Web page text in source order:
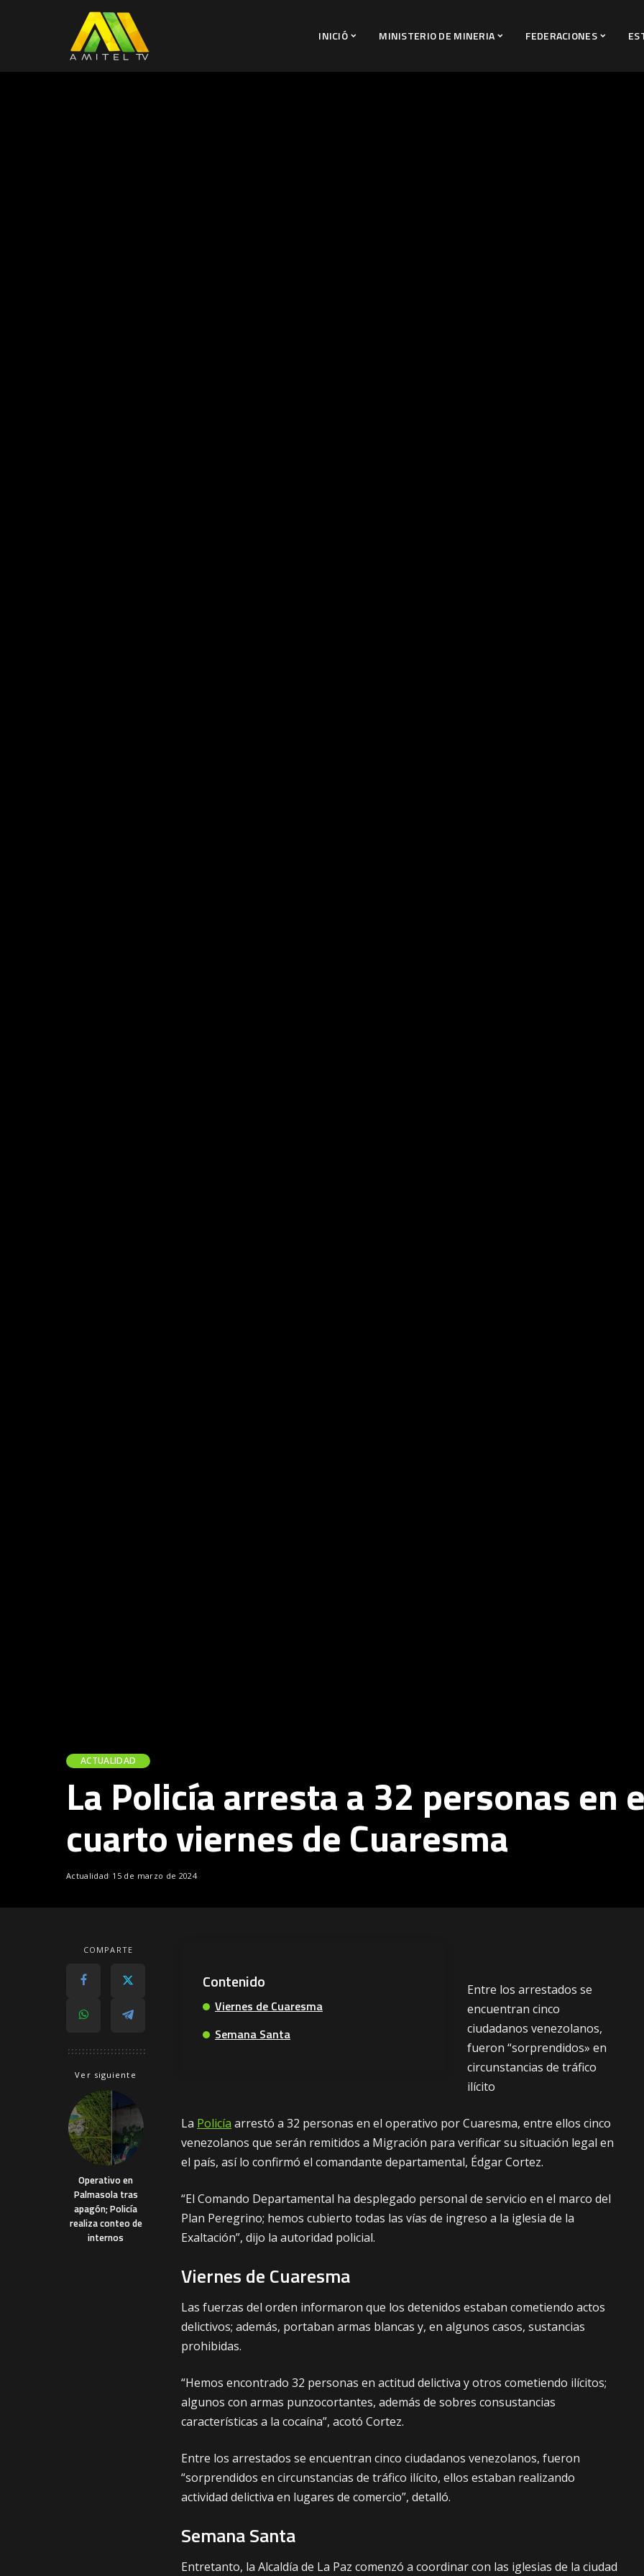
INICIÓ MINISTERIO DE MINERIA FEDERACIONES
ACTUALIDAD
La Policía arresta a 32 personas en
cuarto viernes de Cuaresma
Actualidad 15 de marzo de 2024
COMPARTE
Ver siguiente
Operativo en
Palmasola tras
apagón; Policía
realiza conteo de
internos
Contenido
Viernes de Cuaresma
Semana Santa
Entre los arrestados se
encuentran cinco
ciudadanos venezolanos,
fueron “sorprendidos» en
circunstancias de tráfico
ilícito
La Policía arrestó a 32 personas en el operativo por Cuaresma, entre ellos cinco
venezolanos que serán remitidos a Migración para verificar su situación legal en
el país, así lo confirmó el comandante departamental, Édgar Cortez.
“El Comando Departamental ha desplegado personal de servicio en el marco del
Plan Peregrino; hemos cubierto todas las vías de ingreso a la iglesia de la
Exaltación”, dijo la autoridad policial.
Viernes de Cuaresma
Las fuerzas del orden informaron que los detenidos estaban cometiendo actos
delictivos; además, portaban armas blancas y, en algunos casos, sustancias
prohibidas.
“Hemos encontrado 32 personas en actitud delictiva y otros cometiendo ilícitos;
algunos con armas punzocortantes, además de sobres consustancias
características a la cocaína”, acotó Cortez.
Entre los arrestados se encuentran cinco ciudadanos venezolanos, fueron
“sorprendidos en circunstancias de tráfico ilícito, ellos estaban realizando
actividad delictiva en lugares de comercio”, detalló.
Semana Santa
Entretanto, la Alcaldía de La Paz comenzó a coordinar con las iglesias de la ciudad